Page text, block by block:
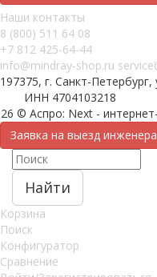
Наши контакты
8 (800) 511 64 08
+7 812 425-64-44
info@mindray-shop.ru
197375, г. Санкт-
ИНН 4704103218
© Аспро: Next -
Заявка на выезд инженера
Найти
Корзина
Поиск
Конфигуратор
Сравнение